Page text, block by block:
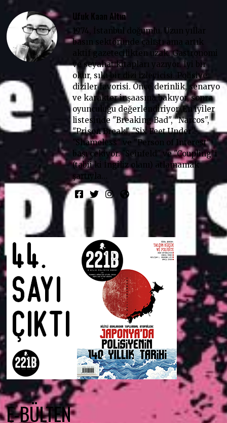
Ufuk Kaan Altın
1974, İstanbul doğumlu. Uzun yıllar
basın sektöründe çalıştı ama artık
aktif gazetecilikten uzak. Gastronomi
ve seyahat kitapları yazıyor. İyi bir
okur, sıkı bir dizi izleyicisi. Polisiye
diziler favorisi. Önce derinlik, senaryo
ve karakter inşaasına bakıyor, sonra
oyunculuğu değerlendiriyor. En iyiler
listesinde "Breaking Bad", "Narcos",
"Prison Break", "Six Feet Under".
"Shameless" ve "Person of Interest"
başı çekiyor. "Seinfeld" ve "Coupling"i
(tabii ki İngiliz olanı) atlamamak
şartıyla…
E-BÜLTEN